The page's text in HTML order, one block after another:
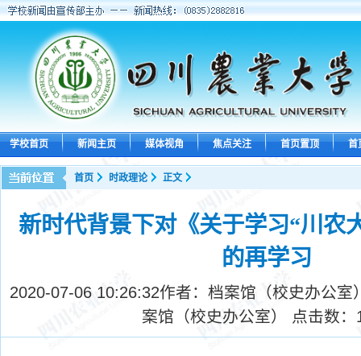
学校首页 新闻主页 媒体视角 焦点关注 首页置顶 首
首页 时政理论 正文
新时代背景下对《关于学习“川农
的再学习
2020-07-06 10:26:32作者：档案馆（校史办公室
案馆（校史办公室） 点击数：